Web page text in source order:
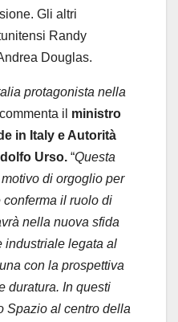
Gli altri
Randy
Douglas.
protagonista nella
commenta il ministro
in Italy e Autorità
Urso. “Questa
di orgoglio per
il ruolo di
nella nuova sfida
industriale legata al
con la prospettiva
duratura. In questi
Spazio al centro della